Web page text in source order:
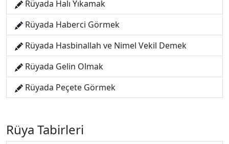
Rüyada Halı Yıkamak
Rüyada Haberci Görmek
Rüyada Hasbinallah ve Nimel Vekil Demek
Rüyada Gelin Olmak
Rüyada Peçete Görmek
Rüya Tabirleri